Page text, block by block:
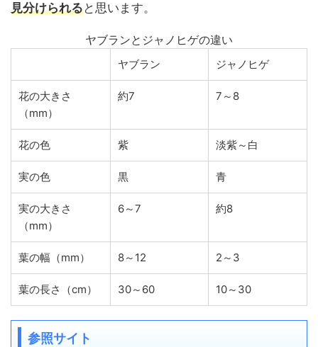
見分けられると思います。
ヤブランとジャノヒゲの違い
ヤブラン ジャノヒゲ
花の大きさ
（mm）
約7 7～8
花の色 紫 淡紫～白
実の色 黒 青
実の大きさ
（mm）
6～7 約8
葉の幅（mm） 8～12 2～3
葉の長さ（cm） 30～60 10～30
参照サイト